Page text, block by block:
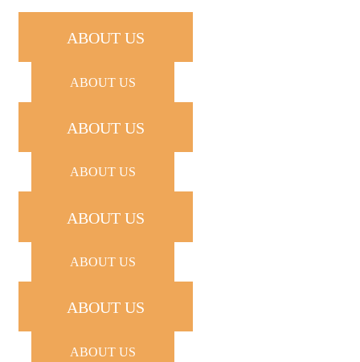
ABOUT US
ABOUT US
ABOUT US
ABOUT US
ABOUT US
ABOUT US
ABOUT US
ABOUT US